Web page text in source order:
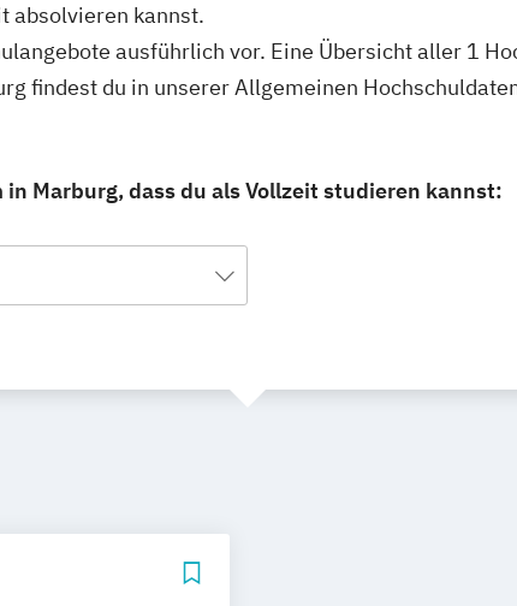
absolvieren kannst.
ausführlich vor. Eine Übersicht aller 1
findest du in unserer Allgemeinen
Marburg, dass du als Vollzeit studieren kannst: